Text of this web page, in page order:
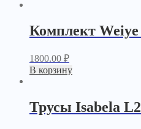
Комплект Weiye
1800.00 ₽
В корзину
Трусы Isabela